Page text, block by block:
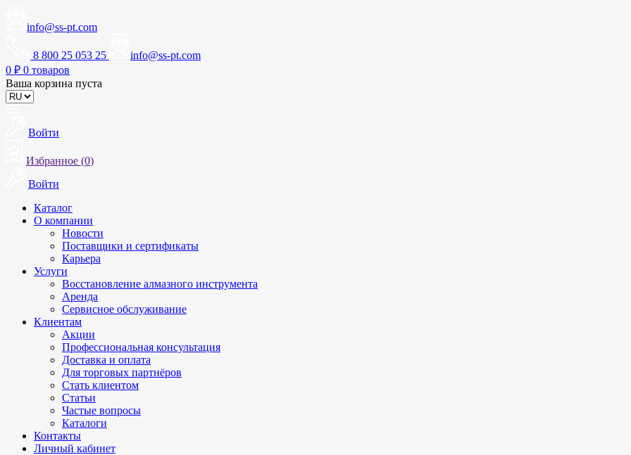
info@ss-pt.com
8 800 25 053 25
info@ss-pt.com
0 ₽ 0 товаров
Ваша корзина пуста
Войти
Избранное (0)
Войти
Каталог
О компании
Новости
Поставщики и сертификаты
Карьера
Услуги
Восстановление алмазного инструмента
Аренда
Сервисное обслуживание
Клиентам
Акции
Профессиональная консультация
Доставка и оплата
Для торговых партнёров
Стать клиентом
Статьи
Частые вопросы
Каталоги
Контакты
Личный кабинет